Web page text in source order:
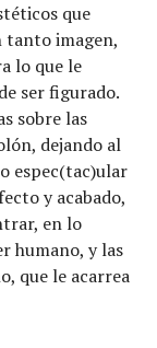
que
tanto imagen,
lo que le
ser figurado.
sobre las
dejando al
espec(tac)ular
y acabado,
en lo
humano, y las
que le acarrea